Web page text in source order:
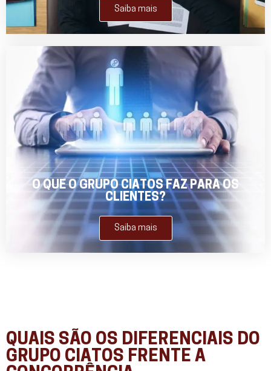
Saiba mais
O QUE O GRUPO CIATOS FAZ PARA OS
CLIENTES?
Saiba mais
QUAIS SÃO OS DIFERENCIAIS DO
GRUPO CIATOS FRENTE A